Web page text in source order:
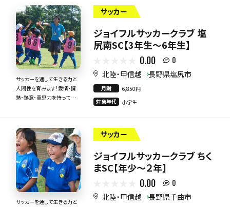
サッカーを通して生きる力と
人間性を育みます！愛情・情
熱・熱意・意思力を持って全
サッカー
ジョイフルサッカークラブ 塩
尻南SC【3年生～6年生】
0.00 0
北陸・甲信越 長野県塩尻市
月謝
6,850円
対象年代
小学生
サッカーを通して生きる力と
サッカー
ジョイフルサッカークラブ ちく
まSC【年少～２年】
0.00 0
北陸・甲信越 長野県千曲市